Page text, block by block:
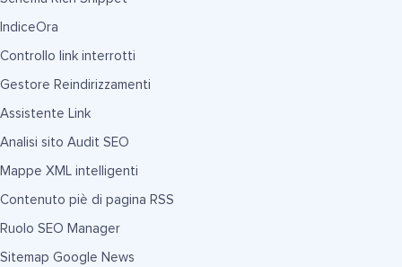
IndiceOra
Controllo link interrotti
Gestore Reindirizzamenti
Assistente Link
Analisi sito Audit SEO
Mappe XML intelligenti
Contenuto piè di pagina RSS
Ruolo SEO Manager
Sitemap Google News